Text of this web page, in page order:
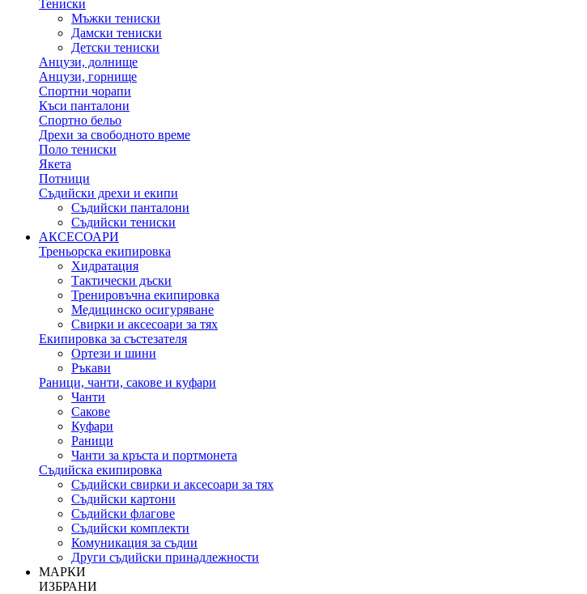
Тениски
Мъжки тениски
Дамски тениски
Детски тениски
Анцузи, долнище
Анцузи, горнище
Спортни чорапи
Къси панталони
Спортно бельо
Дрехи за свободното време
Поло тениски
Якета
Потници
Съдийски дрехи и екипи
Съдийски панталони
Съдийски тениски
АКСЕСОАРИ
Треньорска екипировка
Хидратация
Тактически дъски
Тренировъчна екипировка
Медицинско осигуряване
Свирки и аксесоари за тях
Екипировка за състезателя
Ортези и шини
Ръкави
Раници, чанти, сакове и куфари
Чанти
Сакове
Куфари
Раници
Чанти за кръста и портмонета
Съдийска екипировка
Съдийски свирки и аксесоари за тях
Съдийски картони
Съдийски флагове
Съдийски комплекти
Комуникация за съдии
Други съдийски принадлежности
МАРКИ
ИЗБРАНИ